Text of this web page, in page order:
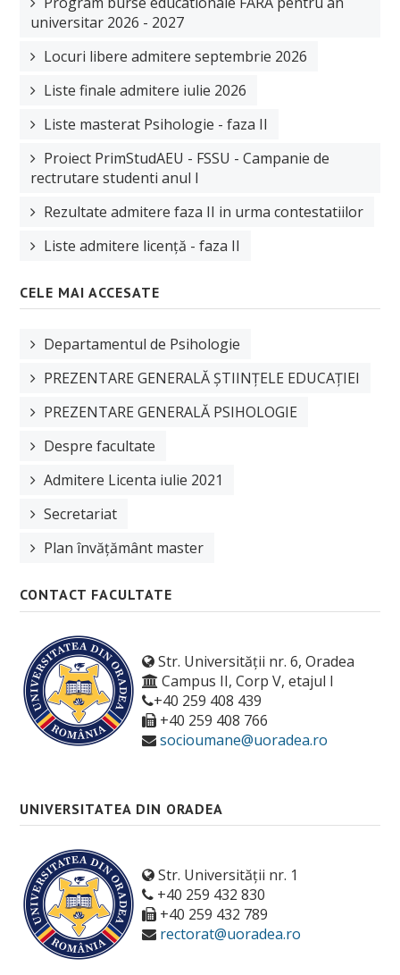
Centre de cercetare
Publicaţii
Manifestări științifice
Etica cercetare
Proiecte
Plan de cercetare
Planuri de învățământ
Fise disciplina
Plan învățământ licență
Plan învățământ master
Plan învățământ școală doctorală de sociologie
STUDENȚI
Orar
Sesiune de examene
Structura anului universitar
Examen de finalizare studii
Despre cazare
OTL
Manifestari studentesti
universitar 2026 - 2027
Locuri libere admitere septembrie 2026
Liste finale admitere iulie 2026
Liste masterat Psihologie - faza II
Proiect PrimStudAEU - FSSU - Campanie de
rectrutare studenti anul I
Rezultate admitere faza II in urma contestatiilor
Liste admitere licență - faza II
CELE MAI ACCESATE
Departamentul de Psihologie
PREZENTARE GENERALĂ ȘTIINȚELE EDUCAȚIEI
PREZENTARE GENERALĂ PSIHOLOGIE
Despre facultate
Admitere Licenta iulie 2021
Secretariat
Plan învățământ master
CONTACT FACULTATE
Str. Universității nr. 6, Oradea
Campus II, Corp V, etajul I
+40 259 408 439
+40 259 408 766
socioumane@uoradea.ro
UNIVERSITATEA DIN ORADEA
Str. Universității nr. 1
+40 259 432 830
+40 259 432 789
rectorat@uoradea.ro